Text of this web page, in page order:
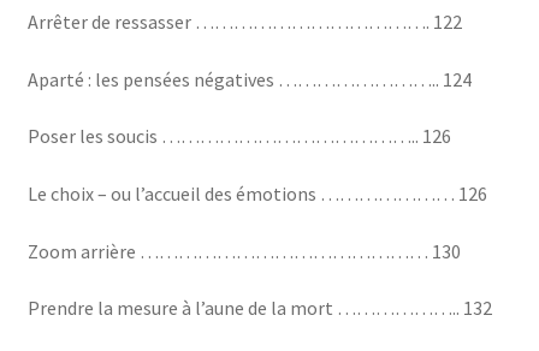
Arrêter de ressasser ………………………………. 122
Aparté : les pensées négatives …………………….. 124
Poser les soucis ………………………………….. 126
Le choix – ou l’accueil des émotions ………………… 126
Zoom arrière ……………………………………… 130
Prendre la mesure à l’aune de la mort ……………….. 132